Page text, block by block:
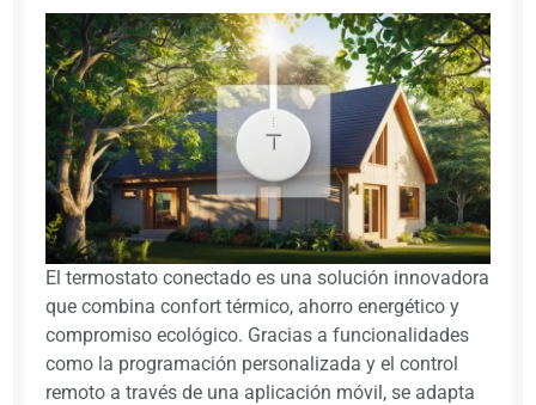
El termostato conectado es una solución innovadora
que combina confort térmico, ahorro energético y
compromiso ecológico. Gracias a funcionalidades
como la programación personalizada y el control
remoto a través de una aplicación móvil, se adapta